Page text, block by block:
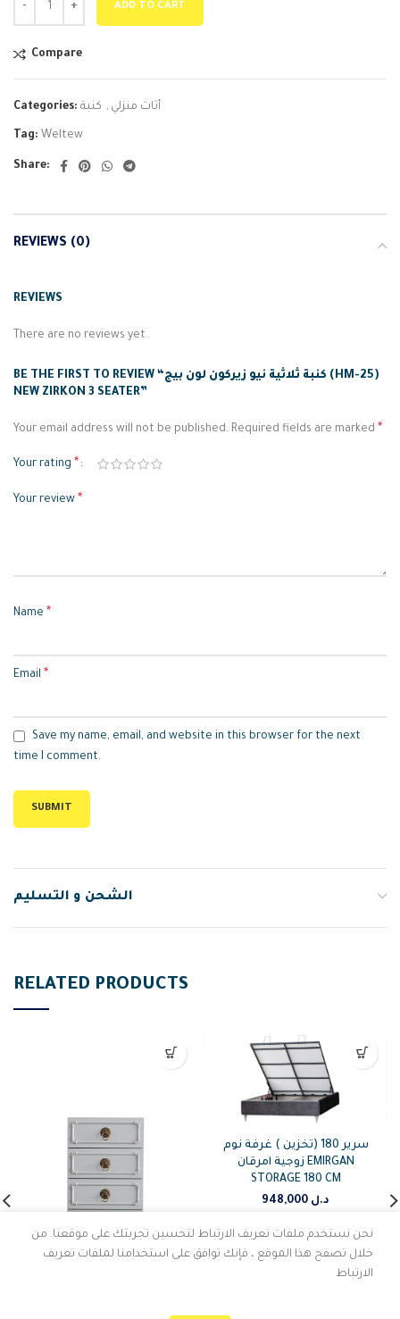
ADD TO CART
Compare
Categories: أثاث منزلي , كنبة
Tag: Weltew
Share:
REVIEWS (0)
REVIEWS
There are no reviews yet.
BE THE FIRST TO REVIEW “كنبة ثلاثية نيو زيركون لون بيج (HM-25)
NEW ZIRKON 3 SEATER”
Your email address will not be published. Required fields are marked *
Your rating *
Your review *
Name *
Email *
Save my name, email, and website in this browser for the next
time I comment.
الشحن و التسليم
RELATED PRODUCTS
سرير 180 (تخزين ) غرفة نوم
زوجية امرقان EMIRGAN
STORAGE 180 CM
د.ل
نحن نستخدم ملفات تعريف الارتباط لتحسين تجربتك على موقعنا. من
خلال تصفح هذا الموقع ، فإنك توافق على استخدامنا لملفات تعريف
الارتباط